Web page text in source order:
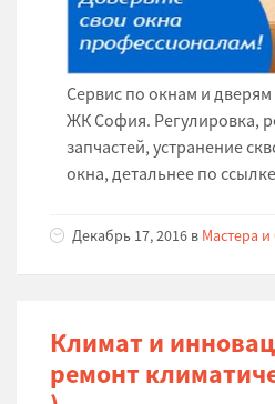
Сервис по окнам и
ЖК София. Регулировка,
запчастей, устранение
окна, детальнее по
Декабрь 17, 2016 в Мастера
Климат и
ремонт